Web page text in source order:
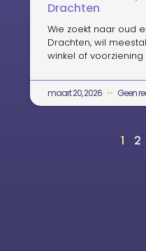
Drachten
Wie zoekt naar oud
Drachten, wil
winkel of voorziening
maart 20, 2026 Geen
1 2